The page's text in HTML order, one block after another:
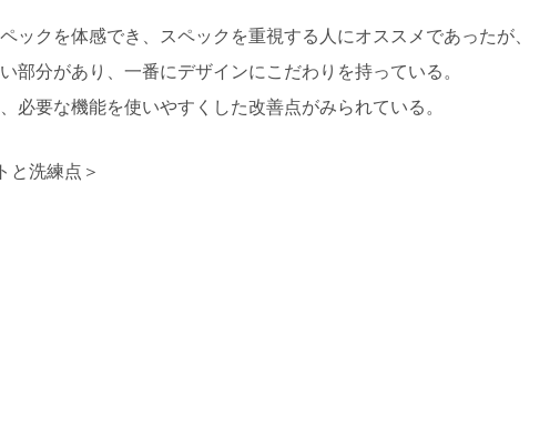
ックを体感でき、スペックを重視する人にオススメであったが、
部分があり、一番にデザインにこだわりを持っている。
必要な機能を使いやすくした改善点がみられている。
と洗練点＞